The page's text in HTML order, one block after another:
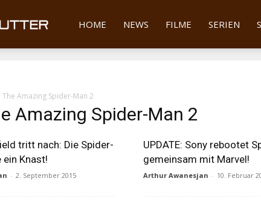
Filmfutter
HOME NEWS FILME SERIEN
The Amazing Spider-Man 2
Amazing Spider-Man 2
tritt nach: Die Spider-
Knast!
- 2. September 2015
UPDATE: Sony rebootet
gemeinsam mit Marvel!
Arthur Awanesjan - 10. Februar